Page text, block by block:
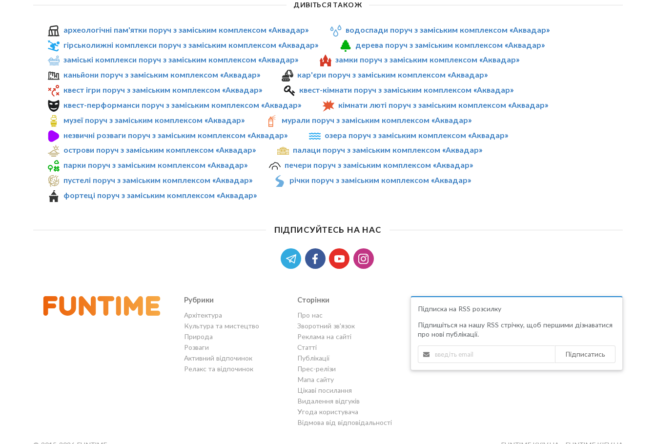
ДИВІТЬСЯ ТАКОЖ
археологічні пам'ятки поруч з заміським комплексом «Аквадар»
водоспади поруч з заміським комплексом «Аквадар»
гірськолижні комплекси поруч з заміським комплексом «Аквадар»
дерева поруч з заміським комплексом «Аквадар»
заміські комплекси поруч з заміським комплексом «Аквадар»
замки поруч з заміським комплексом «Аквадар»
каньйони поруч з заміським комплексом «Аквадар»
кар'єри поруч з заміським комплексом «Аквадар»
квест ігри поруч з заміським комплексом «Аквадар»
квест-кімнати поруч з заміським комплексом «Аквадар»
квест-перформанси поруч з заміським комплексом «Аквадар»
кімнати люті поруч з заміським комплексом «Аквадар»
музеї поруч з заміським комплексом «Аквадар»
мурали поруч з заміським комплексом «Аквадар»
незвичні розваги поруч з заміським комплексом «Аквадар»
озера поруч з заміським комплексом «Аквадар»
острови поруч з заміським комплексом «Аквадар»
палаци поруч з заміським комплексом «Аквадар»
парки поруч з заміським комплексом «Аквадар»
печери поруч з заміським комплексом «Аквадар»
пустелі поруч з заміським комплексом «Аквадар»
річки поруч з заміським комплексом «Аквадар»
фортеці поруч з заміським комплексом «Аквадар»
ПІДПИСУЙТЕСЬ НА НАС
Рубрики
Архітектура
Культура та мистецтво
Природа
Розваги
Активний відпочинок
Релакс та відпочинок
Сторінки
Про нас
Зворотний зв'язок
Реклама на сайті
Статті
Публікації
Прес-релізи
Мапа сайту
Цікаві посилання
Видалення відгуків
Угода користувача
Відмова від відповідальності
Підписка на RSS розсилку
Підпишіться на нашу RSS стрічку, щоб першими дізнаватися
про нові публікації.
Підписатись